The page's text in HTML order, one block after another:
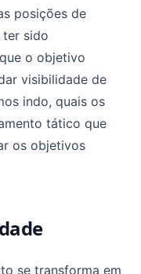
posições de
sido
o objetivo
visibilidade de
indo, quais os
tático que
os objetivos
se transforma em